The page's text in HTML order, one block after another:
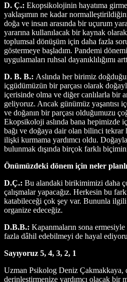
D. Ç.: Ekopsikolojinin hayatıma
yaklaşımın ne kadar
doğa ve insan arasında bir uçurum
yararına kullanılacak bir kaynak
toplumsal dönüşüm için daha fazla
göstermeye başladım. Pandemi
uygulamaları ruhsal dayanıklılığımı
D. B. B.: Aslında her birimiz
içgüdümüzün bir parçası olarak
içerisinde olma ve diğer canlılarla bir
geliyoruz. Ancak günümüz yaşantısı
ve doğanın bir parçası olduğumuzu
Ekopsikoloji aslında bana hepimizde
bağı ve doğaya dair olan bilinci tekrar
ilişki kurmama yardımcı oldu.
bulunmak dışında birçok farklı
Önümüzdeki dönem için neler
D.Ç.: Bu alandaki birikimimizi daha
çalışmalar yapacağız. Herkesin bu
katabileceği çok şey var. Bununla
organize edeceğiz.
D.B.B.: Kapanmaların sona ermesiyle
fazla dâhil edebilmeyi de hayal
Sayıyoruz 5, 4, 3, 2, 1
Uzman Psikolog Deniz Çakmakkaya,
derinleştirmenize yardımcı olacak bir